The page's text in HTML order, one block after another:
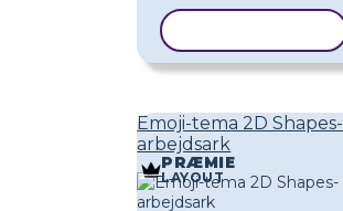
Emoji-tema 2D Shapes-
arbejdsark
PRÆMIE
LAYOUT